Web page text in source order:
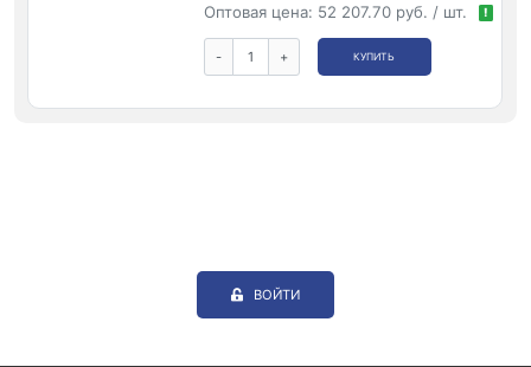
Оптовая цена: 52 207.70 руб. / шт. !
- + КУПИТЬ
ВОЙТИ